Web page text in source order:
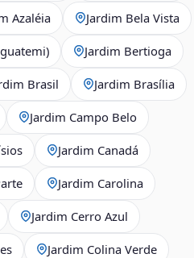
Azaléia Jardim Bela Vista
Jardim Bertioga
Brasil Jardim Brasília
Jardim Campo Belo
Jardim Canadá
Jardim Carolina
Jardim Cerro Azul
Jardim Colina Verde